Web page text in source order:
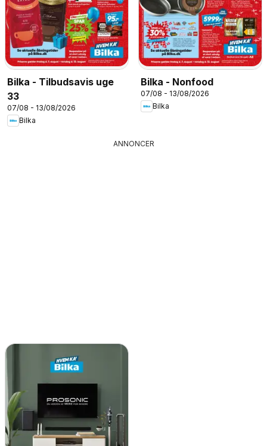
Bilka - Tilbudsavis uge
33
07/08 - 13/08/2026
Bilka
Bilka - Nonfood
07/08 - 13/08/2026
Bilka
ANNONCER